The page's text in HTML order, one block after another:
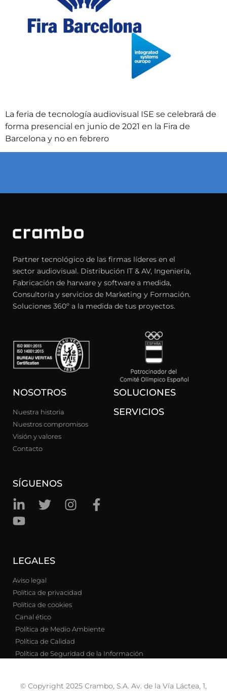
La feria de tecnología audiovisual ISE se celebrará de
forma presencial en junio de 2021 en la Fira de
Barcelona y no en febrero
Partner tecnológico de las firmas líderes en el
sector audiovisual. Distribución IT & AV, Ingeniería,
Fabricación de harware y software a medida,
Consultoría y servicios de Marketing y Formación.
Soluciones 360º a la medida de tus proyectos.
NOSOTROS
Nuestra historia
Nuestros compromisos
Visión y valores
Contacto
SÍGUENOS
SOLUCIONES
SERVICIOS
LEGALES
Aviso legal
Política de privacidad
Política de cookies
Canal ético
Política de Medio Ambiente
Política de Calidad
Política de Seguridad de la Información
© Copyright 2025 Crambo, S.A. Av. de la Vía Láctea, 1,